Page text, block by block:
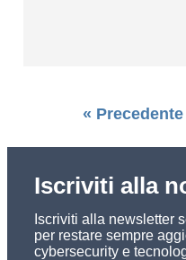
« Precedente
Iscriviti alla
Iscriviti alla newsletter
per restare sempre
cybersecurity e